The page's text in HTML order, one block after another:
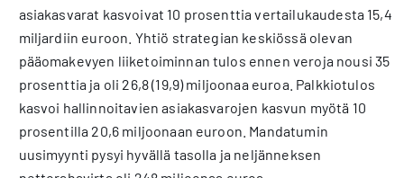
asiakasvarat kasvoivat 10 prosenttia vertailukaudesta 15,4
miljardiin euroon. Yhtiö strategian keskiössä olevan
pääomakevyen liiketoiminnan tulos ennen veroja nousi 35
prosenttia ja oli 26,8 (19,9) miljoonaa euroa. Palkkiotulos
kasvoi hallinnoitavien asiakasvarojen kasvun myötä 10
prosentilla 20,6 miljoonaan euroon. Mandatumin
uusimyynti pysyi hyvällä tasolla ja neljänneksen